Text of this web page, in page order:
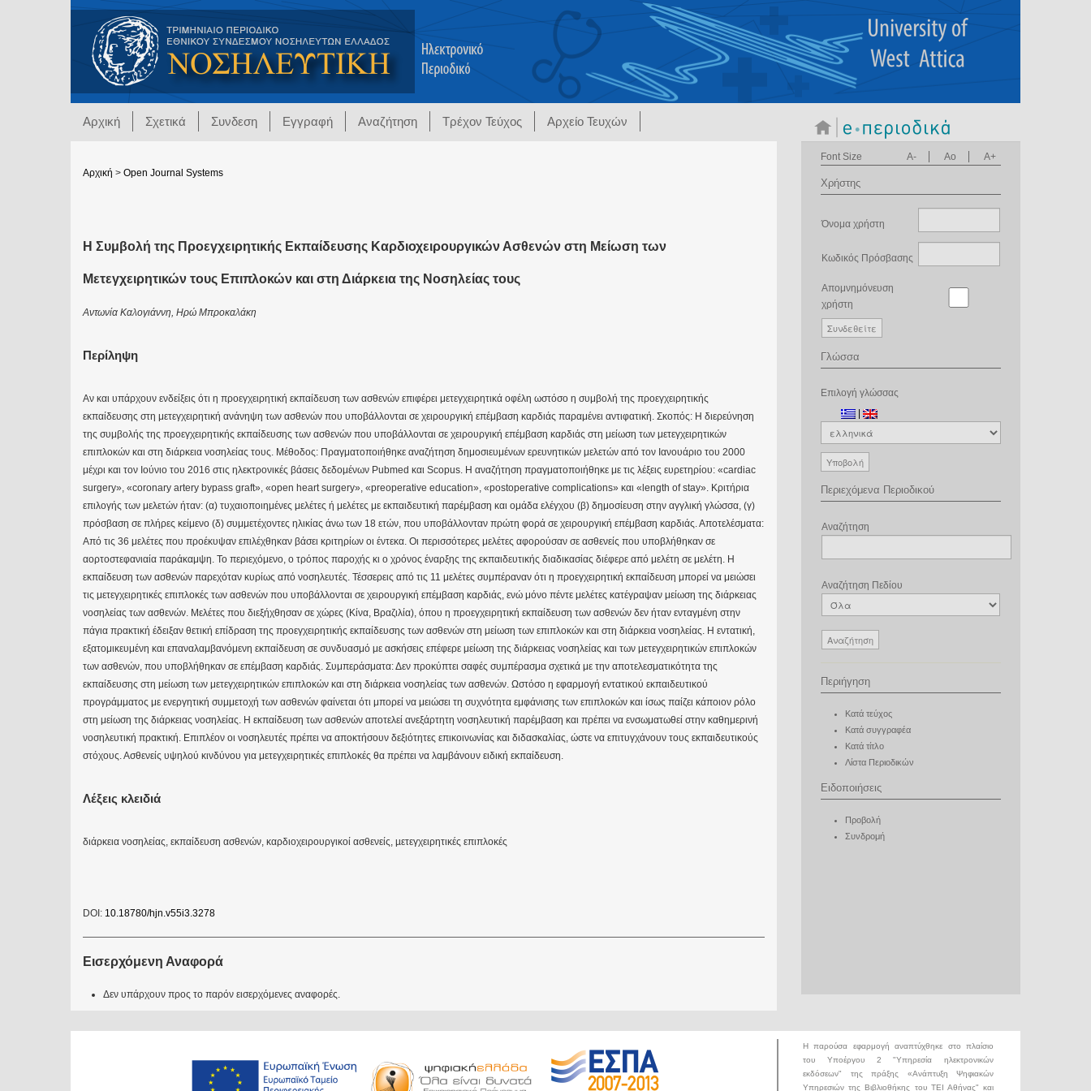
Αρχική Σχετικά Συνδεση Εγγραφή Αναζήτηση Τρέχον Τεύχος Αρχείο Τευχών
Αρχική > Open Journal Systems
Η Συμβολή της Προεγχειρητικής Εκπαίδευσης Καρδιοχειρουργικών Ασθενών στη Μείωση των
Μετεγχειρητικών τους Επιπλοκών και στη Διάρκεια της Νοσηλείας τους
Αντωνία Καλογιάννη, Ηρώ Μπροκαλάκη
Περίληψη
Αν και υπάρχουν ενδείξεις ότι η προεγχειρητική εκπαίδευση των ασθενών επιφέρει μετεγχειρητικά οφέλη ωστόσο η συμβολή της προεγχειρητικής
εκπαίδευσης στη μετεγχειρητική ανάνηψη των ασθενών που υποβάλλονται σε χειρουργική επέμβαση καρδιάς παραμένει αντιφατική. Σκοπός: Η διερεύνηση
της συμβολής της προεγχειρητικής εκπαίδευσης των ασθενών που υποβάλλονται σε χειρουργική επέμβαση καρδιάς στη μείωση των μετεγχειρητικών
επιπλοκών και στη διάρκεια νοσηλείας τους. Μέθοδος: Πραγματοποιήθηκε αναζήτηση δημοσιευμένων ερευνητικών μελετών από τον Ιανουάριο του 2000
μέχρι και τον Ιούνιο του 2016 στις ηλεκτρονικές βάσεις δεδομένων Pubmed και Scopus. Η αναζήτηση πραγματοποιήθηκε με τις λέξεις ευρετηρίου: «cardiac
surgery», «coronary artery bypass graft», «open heart surgery», «preoperative education», «postoperative complications» και «length of stay». Κριτήρια
επιλογής των μελετών ήταν: (α) τυχαιοποιημένες μελέτες ή μελέτες με εκπαιδευτική παρέμβαση και ομάδα ελέγχου (β) δημοσίευση στην αγγλική γλώσσα, (γ)
πρόσβαση σε πλήρες κείμενο (δ) συμμετέχοντες ηλικίας άνω των 18 ετών, που υποβάλλονταν πρώτη φορά σε χειρουργική επέμβαση καρδιάς. Αποτελέσματα:
Από τις 36 μελέτες που προέκυψαν επιλέχθηκαν βάσει κριτηρίων οι έντεκα. Οι περισσότερες μελέτες αφορούσαν σε ασθενείς που υποβλήθηκαν σε
αορτοστεφανιαία παράκαμψη. Το περιεχόμενο, ο τρόπος παροχής κι ο χρόνος έναρξης της εκπαιδευτικής διαδικασίας διέφερε από μελέτη σε μελέτη. Η
εκπαίδευση των ασθενών παρεχόταν κυρίως από νοσηλευτές. Τέσσερεις από τις 11 μελέτες συμπέραναν ότι η προεγχειρητική εκπαίδευση μπορεί να μειώσει
τις μετεγχειρητικές επιπλοκές των ασθενών που υποβάλλονται σε χειρουργική επέμβαση καρδιάς, ενώ μόνο πέντε μελέτες κατέγραψαν μείωση της διάρκειας
νοσηλείας των ασθενών. Μελέτες που διεξήχθησαν σε χώρες (Κίνα, Βραζιλία), όπου η προεγχειρητική εκπαίδευση των ασθενών δεν ήταν ενταγμένη στην
πάγια πρακτική έδειξαν θετική επίδραση της προεγχειρητικής εκπαίδευσης των ασθενών στη μείωση των επιπλοκών και στη διάρκεια νοσηλείας. Η εντατική,
εξατομικευμένη και επαναλαμβανόμενη εκπαίδευση σε συνδυασμό με ασκήσεις επέφερε μείωση της διάρκειας νοσηλείας και των μετεγχειρητικών επιπλοκών
των ασθενών, που υποβλήθηκαν σε επέμβαση καρδιάς. Συμπεράσματα: Δεν προκύπτει σαφές συμπέρασμα σχετικά με την αποτελεσματικότητα της
εκπαίδευσης στη μείωση των μετεγχειρητικών επιπλοκών και στη διάρκεια νοσηλείας των ασθενών. Ωστόσο η εφαρμογή εντατικού εκπαιδευτικού
προγράμματος με ενεργητική συμμετοχή των ασθενών φαίνεται ότι μπορεί να μειώσει τη συχνότητα εμφάνισης των επιπλοκών και ίσως παίζει κάποιον ρόλο
στη μείωση της διάρκειας νοσηλείας. Η εκπαίδευση των ασθενών αποτελεί ανεξάρτητη νοσηλευτική παρέμβαση και πρέπει να ενσωματωθεί στην καθημερινή
νοσηλευτική πρακτική. Επιπλέον οι νοσηλευτές πρέπει να αποκτήσουν δεξιότητες επικοινωνίας και διδασκαλίας, ώστε να επιτυγχάνουν τους εκπαιδευτικούς
στόχους. Ασθενείς υψηλού κινδύνου για μετεγχειρητικές επιπλοκές θα πρέπει να λαμβάνουν ειδική εκπαίδευση.
Λέξεις κλειδιά
διάρκεια νοσηλείας, εκπαίδευση ασθενών, καρδιοχειρουργικοί ασθενείς, µετεγχειρητικές επιπλοκές
DOI: 10.18780/hjn.v55i3.3278
Εισερχόμενη Αναφορά
Δεν υπάρχουν προς το παρόν εισερχόμενες αναφορές.
Font Size A- Ao A+
Χρήστης
Όνομα χρήστη
Κωδικός Πρόσβασης
Απομνημόνευση
χρήστη
Γλώσσα
Επιλογή γλώσσας
|
Περιεχόμενα Περιοδικού
Αναζήτηση
Αναζήτηση Πεδίου
Περιήγηση
Κατά τεύχος
Κατά συγγραφέα
Κατά τίτλο
Λίστα Περιοδικών
Ειδοποιήσεις
Προβολή
Συνδρομή
Η παρούσα εφαρμογή αναπτύχθηκε στο πλαίσιο
του Υποέργου 2 "Υπηρεσία ηλεκτρονικών
εκδόσεων" της πράξης «Ανάπτυξη Ψηφιακών
Υπηρεσιών της Βιβλιοθήκης του ΤΕΙ Αθήνας" και